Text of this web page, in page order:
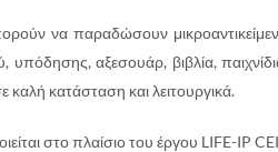
να παραδώσουν
υπόδησης, αξεσουάρ, βιβλία,
καλή κατάσταση και λειτουργικά.
στο πλαίσιο του έργου LIFE-IP